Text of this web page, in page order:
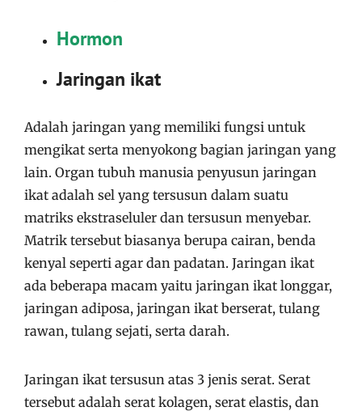
Hormon
Jaringan ikat
Adalah jaringan yang memiliki fungsi untuk
mengikat serta menyokong bagian jaringan yang
lain. Organ tubuh manusia penyusun jaringan
ikat adalah sel yang tersusun dalam suatu
matriks ekstraseluler dan tersusun menyebar.
Matrik tersebut biasanya berupa cairan, benda
kenyal seperti agar dan padatan. Jaringan ikat
ada beberapa macam yaitu jaringan ikat longgar,
jaringan adiposa, jaringan ikat berserat, tulang
rawan, tulang sejati, serta darah.
Jaringan ikat tersusun atas 3 jenis serat. Serat
tersebut adalah serat kolagen, serat elastis, dan